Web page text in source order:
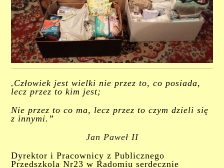
„Człowiek jest wielki nie przez to, co posiada,
lecz przez to kim jest;
Nie przez to co ma, lecz przez to czym dzieli się
z innymi.”
Jan Paweł II
Dyrektor i Pracownicy z Publicznego
Przedszkola Nr23 w Radomiu serdecznie